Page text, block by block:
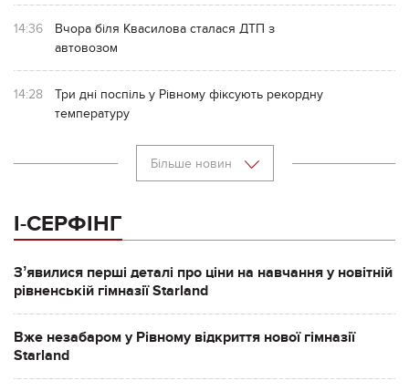
14:36
Вчора біля Квасилова сталася ДТП з
автовозом
14:28
Три дні поспіль у Рівному фіксують рекордну
температуру
Більше новин
І-СЕРФІНГ
Зʼявилися перші деталі про ціни на навчання у новітній
рівненській гімназії Starland
Вже незабаром у Рівному відкриття нової гімназії
Starland